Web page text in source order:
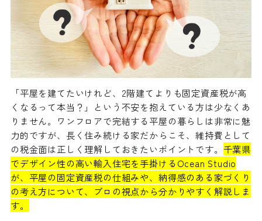
「平屋を建てたいけれど、2階建てよりも固定資産税が高
くなるって本当？」という不安を抱えている方は少なくあ
りません。ワンフロアで完結する平屋の暮らしは非常に魅
力的ですが、長く住み続ける家だからこそ、維持費として
の税金面は正しく理解しておきたいポイントです。 千葉県
でデザイン性の高い輸入住宅を手掛けるOcean Studio
が、平屋の固定資産税の仕組みや、納得感のある家づくり
の考え方について、プロの視点から分かりやすく解説しま
す。